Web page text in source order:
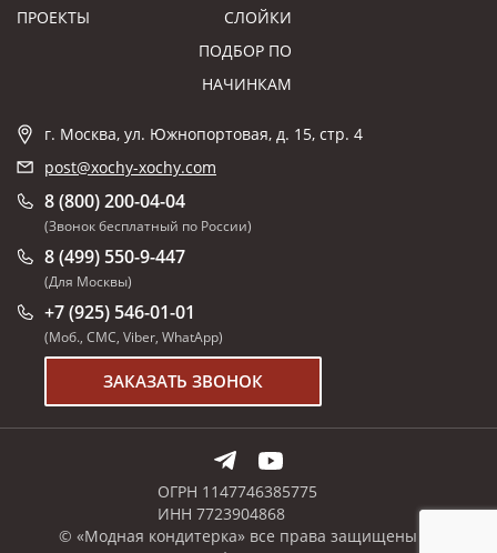
ПРОЕКТЫ
СЛОЙКИ
ПОДБОР ПО
НАЧИНКАМ
г. Москва, ул. Южнопортовая, д. 15, стр. 4
post@xochy-xochy.com
8 (800) 200-04-04
(Звонок бесплатный по России)
8 (499) 550-9-447
(Для Москвы)
+7 (925) 546-01-01
(Моб., СМС, Viber, WhatApp)
ЗАКАЗАТЬ ЗВОНОК
© «Модная кондитерка» все права защищены
ОГРН 1147746385775
ИНН 7723904868